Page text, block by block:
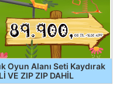
Oyun Alanı Seti Kaydırak
VE ZIP ZIP DAHİL